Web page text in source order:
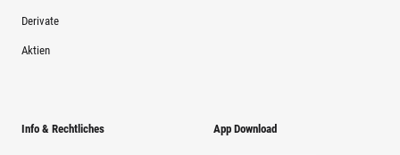
Derivate
Aktien
Info & Rechtliches App Download